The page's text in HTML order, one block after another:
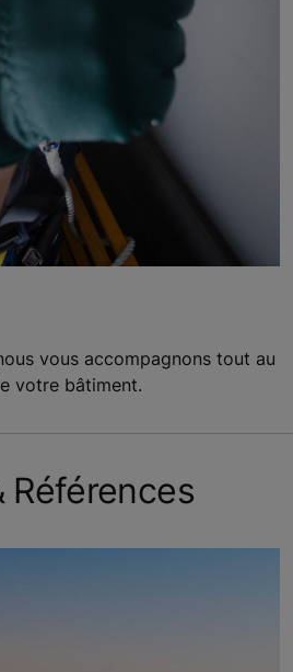
vous accompagnons tout au
votre bâtiment.
Références